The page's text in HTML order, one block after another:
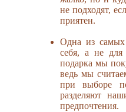
не подходят,
приятен.
Одна из самых
себя, а не
подарка мы
ведь мы
при выборе
разделяют
предпочтения.